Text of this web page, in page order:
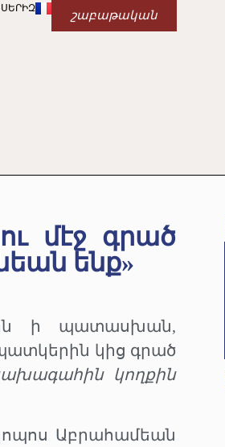
շաբաթական
մէջ գրած
ենք»
ի պատասխան,
կից գրած
կողքին
Աբրահամեան